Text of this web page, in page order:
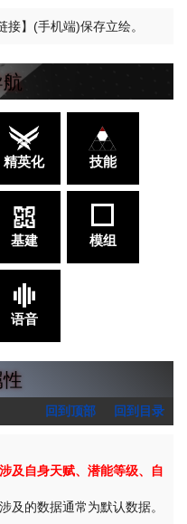
】(手机端)保存立绘。
精英化 技能
基建 模组
语音
回到顶部 回到目录
及自身天赋、潜能等级、自
及的数据通常为默认数据。